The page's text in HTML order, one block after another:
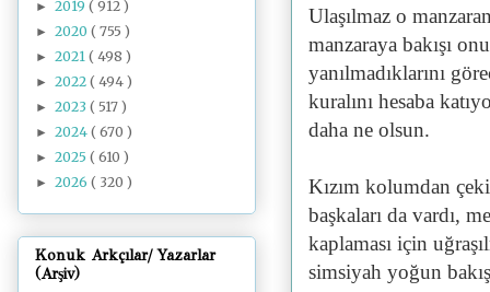
Ulaşılmaz o
manzaraya bakışı
yanılmadıklarını
kuralını hesaba
daha ne olsun.
Kızım kolumdan
başkaları da vardı,
kaplaması için
simsiyah yoğun
► 2019 ( 912 )
► 2020 ( 755 )
► 2021 ( 498 )
► 2022 ( 494 )
► 2023 ( 517 )
► 2024 ( 670 )
► 2025 ( 610 )
► 2026 ( 320 )
Konuk Arkçılar/ Yazarlar
(Arşiv)